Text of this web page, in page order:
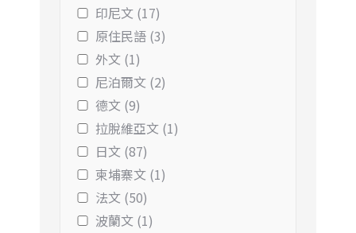
印尼文 (17)
原住民語 (3)
外文 (1)
尼泊爾文 (2)
德文 (9)
拉脫維亞文 (1)
日文 (87)
柬埔寨文 (1)
法文 (50)
波蘭文 (1)